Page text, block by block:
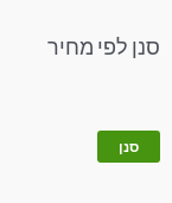
סנן לפי מחיר
סנן